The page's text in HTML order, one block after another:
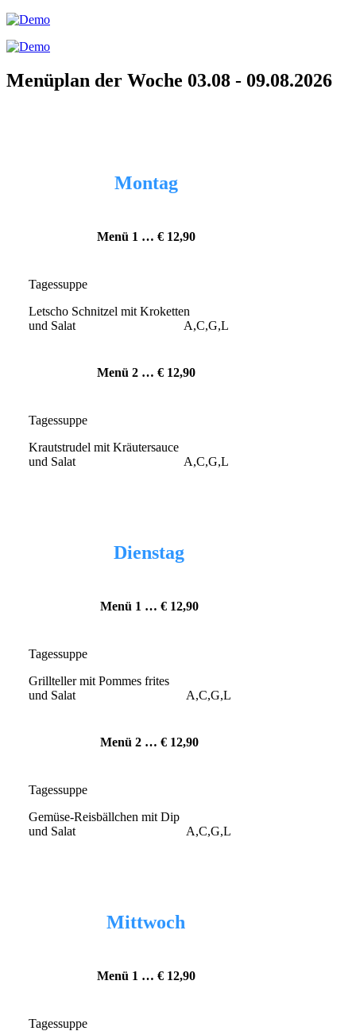
Menüplan der Woche 03.08 - 09.08.2026
Montag
Menü 1 … € 12,90
Tagessuppe
Letscho Schnitzel mit Kroketten
und Salat A,C,G,L
Menü 2 … € 12,90
Tagessuppe
Krautstrudel mit Kräutersauce
und Salat A,C,G,L
Dienstag
Menü 1 … € 12,90
Tagessuppe
Grillteller mit Pommes frites
und Salat A,C,G,L
Menü 2 … € 12,90
Tagessuppe
Gemüse-Reisbällchen mit Dip
und Salat A,C,G,L
Mittwoch
Menü 1 … € 12,90
Tagessuppe